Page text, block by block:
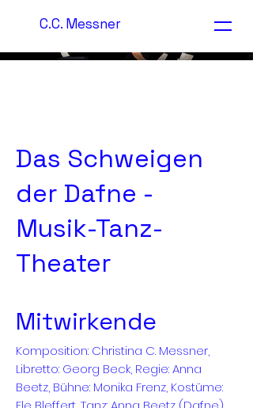
C.C. Messner
Das Schweigen
der Dafne -
Musik-Tanz-
Theater
Mitwirkende
Komposition: Christina C. Messner,
Libretto: Georg Beck, Regie: Anna
Beetz, Bühne: Monika Frenz, Kostüme: